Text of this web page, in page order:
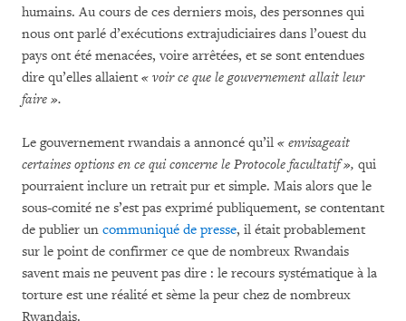
humains. Au cours de ces derniers mois, des personnes qui
nous ont parlé d’exécutions extrajudiciaires dans l’ouest du
pays ont été menacées, voire arrêtées, et se sont entendues
dire qu’elles allaient « voir ce que le gouvernement allait leur
faire ».
Le gouvernement rwandais a annoncé qu’il « envisageait
certaines options en ce qui concerne le Protocole facultatif », qui
pourraient inclure un retrait pur et simple. Mais alors que le
sous-comité ne s’est pas exprimé publiquement, se contentant
de publier un communiqué de presse, il était probablement
sur le point de confirmer ce que de nombreux Rwandais
savent mais ne peuvent pas dire : le recours systématique à la
torture est une réalité et sème la peur chez de nombreux
Rwandais.